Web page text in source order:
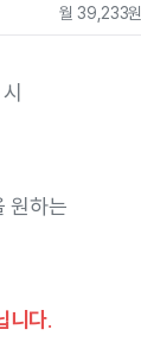
월 39,233원
원하는
니다.